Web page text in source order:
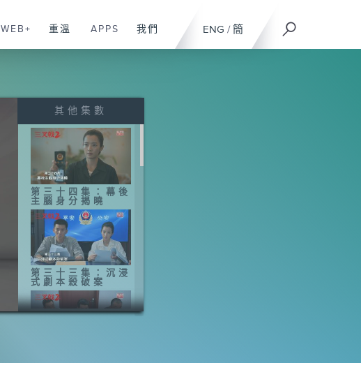
ENG / 簡
WEB+ 重溫 APPS 我們
其他集數
第三十四集：幕後
主腦身分揭曉
第三十三集：沉浸
式劇本殺破案
戟接手雲貿商城案